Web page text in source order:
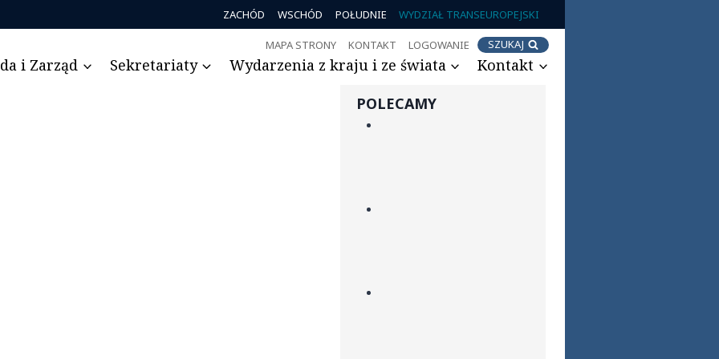
ZACHÓD WSCHÓD POŁUDNIE WYDZIAŁ TRANSEUROPEJSKI
MAPA STRONY KONTAKT LOGOWANIE SZUKAJ
i Zarząd Sekretariaty Wydarzenia z kraju i ze świata Kontakt
POLECAMY